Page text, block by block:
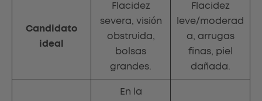
Candidato
ideal
Flacidez
severa, visión
obstruida,
bolsas
grandes.
Flacidez
leve/moderad
a, arrugas
finas, piel
dañada.
En la